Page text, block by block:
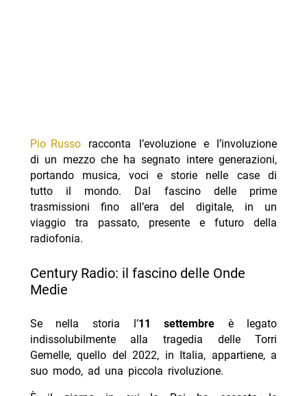
Pio Russoracconta l’evoluzione e l’involuzione
di un mezzo che ha segnato intere generazioni,
portando musica, voci e storie nelle case di
tutto il mondo. Dal fascino delle prime
trasmissioni fino all’era del digitale, in un
viaggio tra passato, presente e futuro della
radiofonia.
Century Radio: il fascino delle Onde
Medie
Se nella storia l’11 settembre è legato
indissolubilmente alla tragedia delle Torri
Gemelle, quello del 2022, in Italia, appartiene, a
suo modo, ad una piccola rivoluzione.